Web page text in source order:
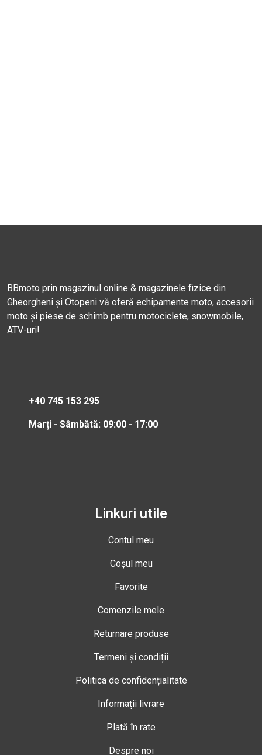
BBmoto prin magazinul online & magazinele fizice din
Gheorgheni și Otopeni vă oferă echipamente moto, accesorii
moto și piese de schimb pentru motociclete, snowmobile,
ATV-uri!
+40 745 153 295
Marți - Sâmbătă: 09:00 - 17:00
Linkuri utile
Contul meu
Coșul meu
Favorite
Comenzile mele
Returnare produse
Termeni și condiții
Politica de confidențialitate
Informații livrare
Plată în rate
Despre noi